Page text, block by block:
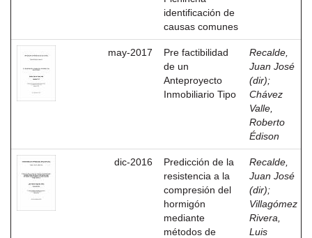
identificación de
causas comunes
may-2017
Pre factibilidad
de un
Anteproyecto
Inmobiliario Tipo
Recalde,
Juan José
(dir);
Chávez
Valle,
Roberto
Édison
dic-2016
Predicción de la
resistencia a la
compresión del
hormigón
mediante
métodos de
Recalde,
Juan José
(dir);
Villagómez
Rivera,
Luis